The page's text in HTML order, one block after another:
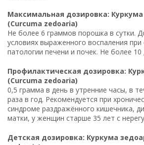
Максимальная дозировка:
(Curcuma zedoaria)
Не более 6 граммов порошка в сутки.
условиях выраженного воспаления при
патологии печени и почек. Не более 10
Профилактическая дозировка:
(Curcuma zedoaria)
0,5 грамма в день в утренние часы, в
раза в год. Рекомендуется при
синдроме раздражённого кишечника,
матки, у женщин старше 35 лет с
Детская дозировка: Куркума